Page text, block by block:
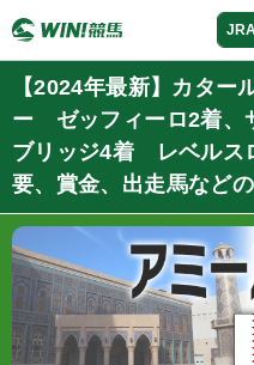
【2024年最新】カター
ー ゼッフィーロ2着、
ブリッジ4着 レベルス
要、賞金、出走馬など